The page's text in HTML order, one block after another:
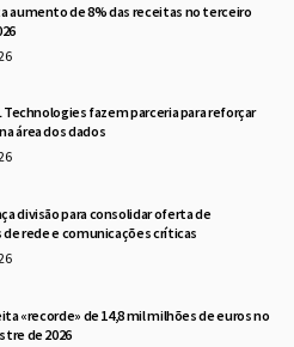
aumento de 8% das receitas no terceiro
Technologies fazem parceria para reforçar
área dos dados
divisão para consolidar oferta de
rede e comunicações críticas
«recorde» de 14,8 mil milhões de euros no
de 2026